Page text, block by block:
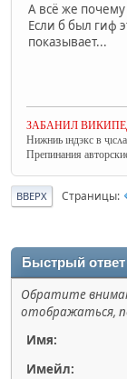
А всё же почему
Если б был гиф
показывает...
ЗАБАНИЛ
Нижниь ıндэкс в
Препинания
ВВЕРХ Страницы
Быстрый ответ
Обратите
отображаться,
Имя:
Имейл: